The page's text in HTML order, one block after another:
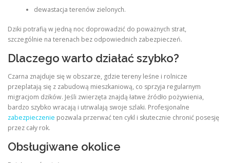
dewastacja terenów zielonych.
Dziki potrafią w jedną noc doprowadzić do poważnych strat,
szczególnie na terenach bez odpowiednich zabezpieczeń.
Dlaczego warto działać szybko?
Czarna znajduje się w obszarze, gdzie tereny leśne i rolnicze
przeplatają się z zabudową mieszkaniową, co sprzyja regularnym
migracjom dzików. Jeśli zwierzęta znajdą łatwe źródło pożywienia,
bardzo szybko wracają i utrwalają swoje szlaki. Profesjonalne
zabezpieczenie pozwala przerwać ten cykl i skutecznie chronić posesję
przez cały rok.
Obsługiwane okolice